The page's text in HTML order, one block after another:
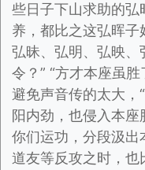
些日子下山求助的弘
养，都比之这弘晖
弘昧、弘明、弘映、
令？” “方才本座虽
避免声音传的太大，
阳内劲，也侵入本
你们运功，分段汲出
道友等反攻之时，也